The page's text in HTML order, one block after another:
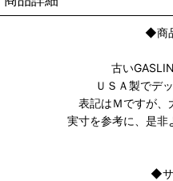
◆商
古い
ＵＳＡ製でデ
表記はＭですが、
実寸を参考に、是非
◆